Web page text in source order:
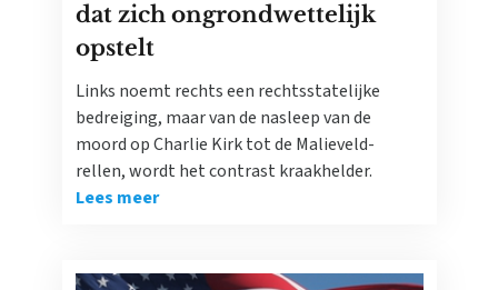
dat zich ongrondwettelijk
opstelt
Links noemt rechts een rechtsstatelijke
bedreiging, maar van de nasleep van de
moord op Charlie Kirk tot de Malieveld-
rellen, wordt het contrast kraakhelder.
Lees meer